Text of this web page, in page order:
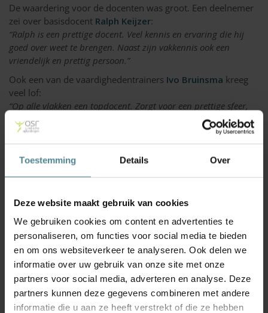
Toestemming Details Over
Deze website maakt gebruik van cookies
We gebruiken cookies om content en advertenties te
personaliseren, om functies voor social media te bieden
en om ons websiteverkeer te analyseren. Ook delen we
informatie over uw gebruik van onze site met onze
partners voor social media, adverteren en analyse. Deze
partners kunnen deze gegevens combineren met andere
informatie die u aan ze heeft verstrekt of die ze hebben
De waardering voor de docenten was groot. Een deelnemer
zei over basisdocent Ralph Keijzer:
“Ralph is een prettige docent. Veel kennis en ervaring die hij
goed over weet te brengen. Naast zijn vakkennis ook een
vriendelijk en prettig persoon.”
Ook een van de vaardighedentrainers Ivo Bruinsma kreeg
veel lof:
“Op alle vlakken een topdocent. Zorgt voor een prettige sfeer,
beschikt over veel kennis (en weet deze zeer begrijpelijk over te
brengen) en houdt iedereen actief betrokken.”
resultaat!
leergang MZL bij ZLM
LEES MEER OVER MAATWERK